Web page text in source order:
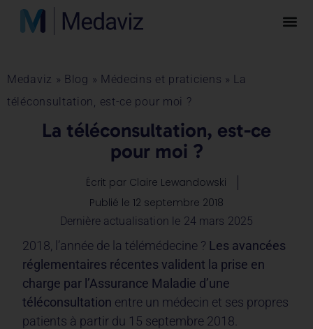
Medaviz » Blog » Médecins et praticiens » La
téléconsultation, est-ce pour moi ?
La téléconsultation, est-ce
pour moi ?
Écrit par Claire Lewandowski
Publié le 12 septembre 2018
Dernière actualisation le 24 mars 2025
2018, l’année de la télémédecine ? Les avancées
réglementaires récentes valident la prise en
charge par l’Assurance Maladie d’une
téléconsultation entre un médecin et ses propres
patients à partir du 15 septembre 2018.